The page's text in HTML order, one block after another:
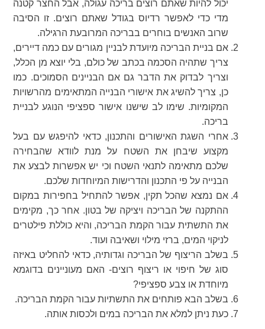
יכול להיות שאתם רוצים בריכה עגולה, אבל החצר קטנה
מדי כדי לאפשר רדיוס בגודל שאתם רוצים. זו הסיבה
שרוב האנשים בוחרים בבריכה המרובעת הרגילה.
אם בניית הבריכה מיועדת לבניין מגורים עם כמה דיירים,
צריך שתהיה הסכמה בכתב של כולם, בלי יוצא מן הכלל,
וצריך לבדוק את הדבר גם אם הבניינים הסמוכים. כמו
כן, צריך להשיג את אישורי הבנייה המתאימים מהרשויות
המקומיות. שימו לב שישנו אישור ספציפי הנוגע לבניית
בריכה.
אחרי השגת האישורים והתכנון, כדאי להיפגש עם בעל
מקצוע שיבחן את השטח על מנת לוודא שהבחירה
שלכם מתאימה לתנאי השטח וכי יש אפשרות לבצע את
הבנייה על פי התכנון והדרישות המיוחדות שלכם.
אם נמצא שהכל תקין, אפשר להתחיל בחפירות במקום
ההתקנה של הבריכה ויציקה של בטון. אחר כך, מקימים
את התשתית עבור הקמת הבריכה, והיא כוללת פילטרים
לניקוי המים, ברזי מילוי ושאיבה ועוד.
בשלב הריצוף של הבריכה וגדותיה, כדאי להחליט באיזה
סוג של חיפוי או ריצוף רוצים- האם מעוניינים בדוגמא
מיוחדת או צבע ספציפי?
בשלב הבא פותחים את התשתיות עבור הקמת הבריכה.
כעת ניתן למלא את הבריכה במים ולכסות אותה.